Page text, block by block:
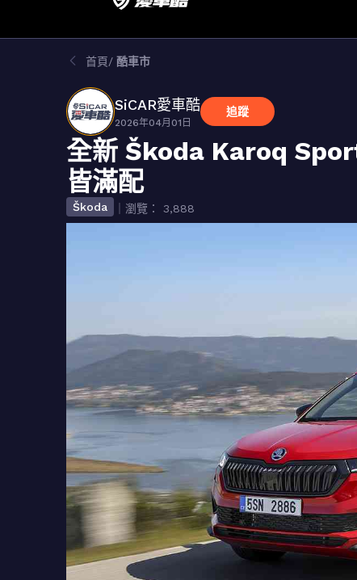
首頁 酷車市
SiCAR愛車酷
2026年04月01日
追蹤
全新 Škoda Karoq
皆滿配
Škoda ｜瀏覽： 3,888